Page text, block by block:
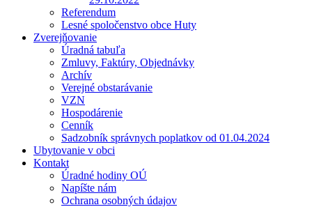
Referendum
Lesné spoločenstvo obce Huty
Zverejňovanie
Úradná tabuľa
Zmluvy, Faktúry, Objednávky
Archív
Verejné obstarávanie
VZN
Hospodárenie
Cenník
Sadzobník správnych poplatkov od 01.04.2024
Ubytovanie v obci
Kontakt
Úradné hodiny OÚ
Napíšte nám
Ochrana osobných údajov